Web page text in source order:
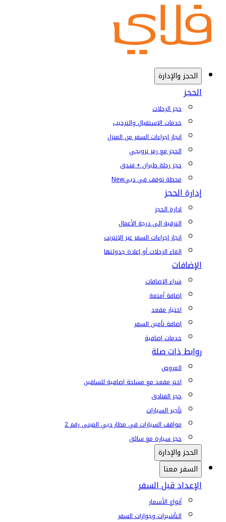
الحجز والإدارة
الحجز
حجز الرحلات
خدمات الإستقبال والترحيب
إنجاز إجراءات السفر من المنزل
الحجز مع رمز ترويجي
حجز رحلة طيران + فندق
محطة توقف في دبيNew
إدارة الحجز
إدارة الحجز
الترقية إلى درجة الأعمال
إنجاز إجراءات السفر عبر الإنترنت
إلغاء الرحلات أو إعادة جدولتها
الإضافات
شراء الإضافات
إضافة أمتعة
اختيار مقعد
إضافة تأمين السفر
خدمات إضافية
روابط ذات صلة
العروض
اختر مقعد مع مساحة إضافية للساقين
حجز الفنادق
تأجير السيارات
مواقف السيارات في مطار دبي المبنى رقم 2
حجز سيارة مع سائق
الحجز والإدارة
السفر معنا
الإعداد قبل السفر
أنواع الأسعار
التأشيرات وجوازات السفر